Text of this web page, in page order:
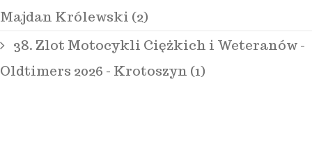
Majdan Królewski (2)
38. Zlot Motocykli Ciężkich i Weteranów -
Oldtimers 2026 - Krotoszyn (1)